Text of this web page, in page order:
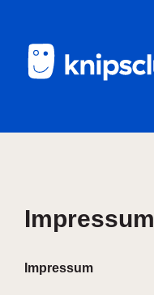
Kontakt
Impressum
Impressum